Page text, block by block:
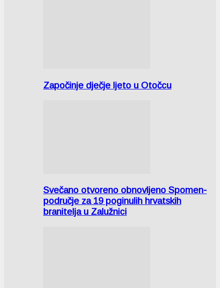
Započinje dječje ljeto u Otočcu
Svečano otvoreno obnovljeno Spomen-
područje za 19 poginulih hrvatskih
branitelja u Zalužnici